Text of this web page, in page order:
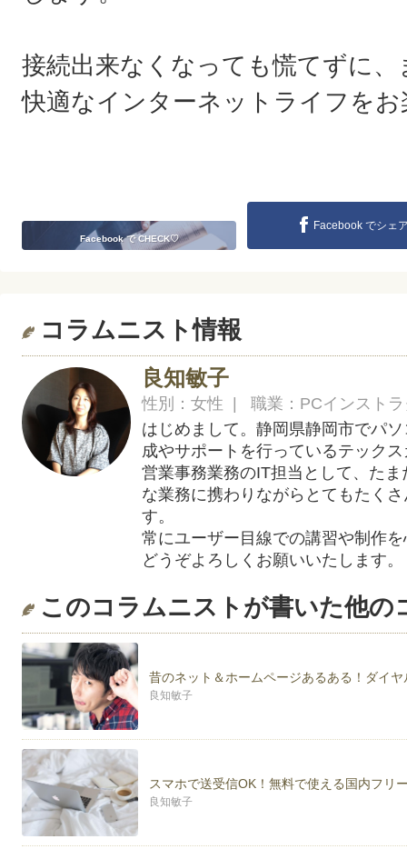
接続出来なくなっても慌てずに
快適なインターネットライフを
Facebook で CHECK♡
Facebook でシェ
コラムニスト情報
良知敏子
性別：女性 | 職業：PCインストラ
はじめまして。静岡県静岡市でパ
成やサポートを行っているテック
営業事務業務のIT担当として、た
な業務に携わりながらとてもたく
す。
常にユーザー目線での講習や制作
どうぞよろしくお願いいたします。
このコラムニストが書いた他の
昔のネット＆ホームページあるある！ダイ
良知敏子
スマホで送受信OK！無料で使える国内フリ
良知敏子